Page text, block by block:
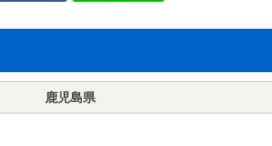
鹿児島県